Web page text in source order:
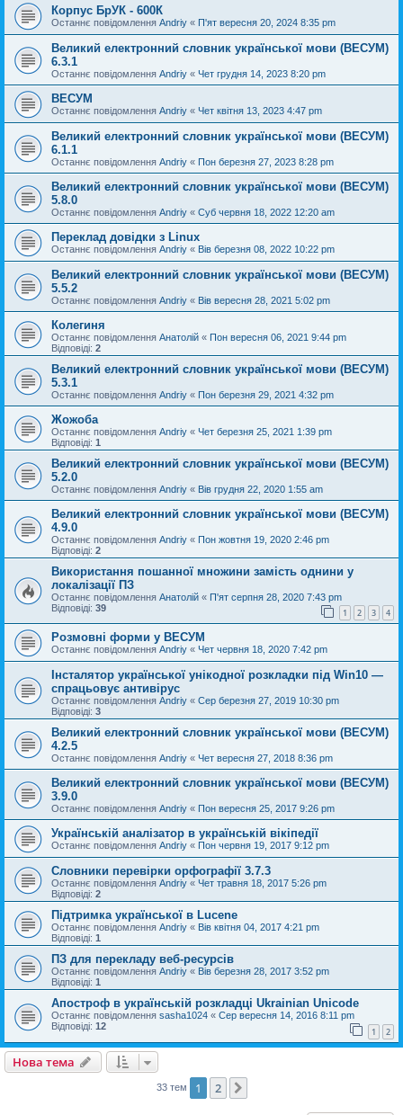
Корпус БрУК - 600К
Останнє повідомлення Andriy « П'ят вересня 20, 2024 8:35 pm
Великий електронний словник української мови (ВЕСУМ)
6.3.1
Останнє повідомлення Andriy « Чет грудня 14, 2023 8:20 pm
ВЕСУМ
Останнє повідомлення Andriy « Чет квітня 13, 2023 4:47 pm
Великий електронний словник української мови (ВЕСУМ)
6.1.1
Останнє повідомлення Andriy « Пон березня 27, 2023 8:28 pm
Великий електронний словник української мови (ВЕСУМ)
5.8.0
Останнє повідомлення Andriy « Суб червня 18, 2022 12:20 am
Переклад довідки з Linux
Останнє повідомлення Andriy « Вів березня 08, 2022 10:22 pm
Великий електронний словник української мови (ВЕСУМ)
5.5.2
Останнє повідомлення Andriy « Вів вересня 28, 2021 5:02 pm
Колегиня
Останнє повідомлення Анатолій « Пон вересня 06, 2021 9:44 pm
Відповіді: 2
Великий електронний словник української мови (ВЕСУМ)
5.3.1
Останнє повідомлення Andriy « Пон березня 29, 2021 4:32 pm
Жожоба
Останнє повідомлення Andriy « Чет березня 25, 2021 1:39 pm
Відповіді: 1
Великий електронний словник української мови (ВЕСУМ)
5.2.0
Останнє повідомлення Andriy « Вів грудня 22, 2020 1:55 am
Великий електронний словник української мови (ВЕСУМ)
4.9.0
Останнє повідомлення Andriy « Пон жовтня 19, 2020 2:46 pm
Відповіді: 2
Використання пошанної множини замість однини у
локалізації ПЗ
Останнє повідомлення Анатолій « П'ят серпня 28, 2020 7:43 pm
Відповіді: 39 1 2 3 4
Розмовні форми у ВЕСУМ
Останнє повідомлення Andriy « Чет червня 18, 2020 7:42 pm
Інсталятор української унікодної розкладки під Win10 —
спрацьовує антивірус
Останнє повідомлення Andriy « Сер березня 27, 2019 10:30 pm
Відповіді: 3
Великий електронний словник української мови (ВЕСУМ)
4.2.5
Останнє повідомлення Andriy « Чет вересня 27, 2018 8:36 pm
Великий електронний словник української мови (ВЕСУМ)
3.9.0
Останнє повідомлення Andriy « Пон вересня 25, 2017 9:26 pm
Українській аналізатор в українській вікіпедії
Останнє повідомлення Andriy « Пон червня 19, 2017 9:12 pm
Словники перевірки орфографії 3.7.3
Останнє повідомлення Andriy « Чет травня 18, 2017 5:26 pm
Відповіді: 2
Підтримка української в Lucene
Останнє повідомлення Andriy « Вів квітня 04, 2017 4:21 pm
Відповіді: 1
ПЗ для перекладу веб-ресурсів
Останнє повідомлення Andriy « Вів березня 28, 2017 3:52 pm
Відповіді: 1
Апостроф в українській розкладці Ukrainian Unicode
Останнє повідомлення sasha1024 « Сер вересня 14, 2016 8:11 pm
Відповіді: 12 1 2
Нова тема
33 тем 1 2